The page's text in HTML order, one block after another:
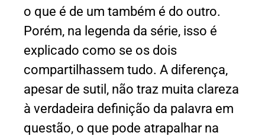
o que é de um também é do outro.
Porém, na legenda da série, isso é
explicado como se os dois
compartilhassem tudo. A diferença,
apesar de sutil, não traz muita clareza
à verdadeira definição da palavra em
questão, o que pode atrapalhar na